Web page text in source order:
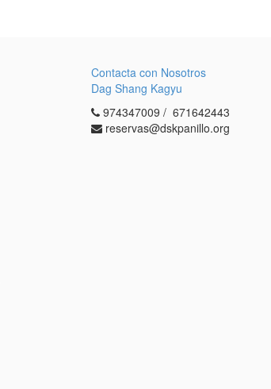
Contacta con Nosotros
Dag Shang Kagyu
974347009 / 671642443
reservas@dskpanillo.org